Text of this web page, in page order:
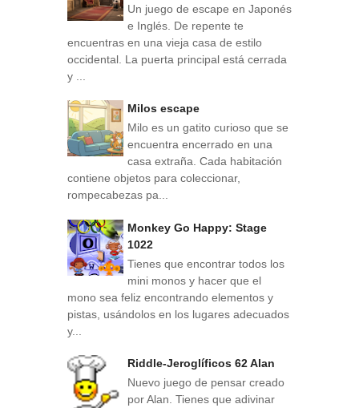
Un juego de escape en Japonés
e Inglés. De repente te
encuentras en una vieja casa de estilo
occidental. La puerta principal está cerrada
y ...
Milos escape
Milo es un gatito curioso que se
encuentra encerrado en una
casa extraña. Cada habitación
contiene objetos para coleccionar,
rompecabezas pa...
Monkey Go Happy: Stage
1022
Tienes que encontrar todos los
mini monos y hacer que el
mono sea feliz encontrando elementos y
pistas, usándolos en los lugares adecuados
y...
Riddle-Jeroglíficos 62 Alan
Nuevo juego de pensar creado
por Alan. Tienes que adivinar